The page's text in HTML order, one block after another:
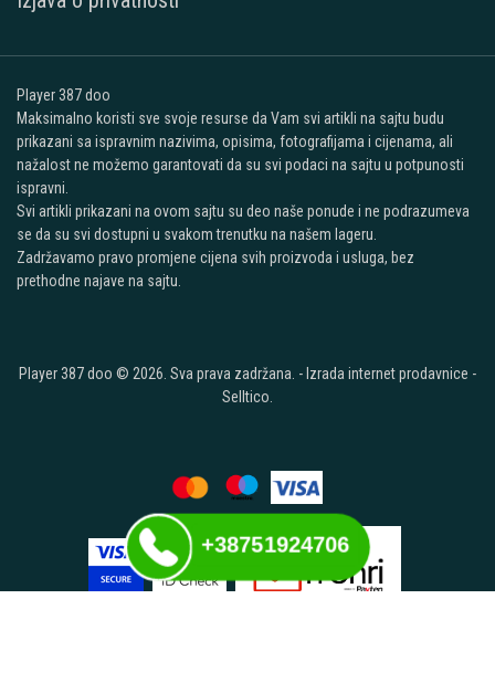
Player 387 doo
Maksimalno koristi sve svoje resurse da Vam svi artikli na sajtu budu
prikazani sa ispravnim nazivima, opisima, fotografijama i cijenama, ali
nažalost ne možemo garantovati da su svi podaci na sajtu u potpunosti
ispravni.
Svi artikli prikazani na ovom sajtu su deo naše ponude i ne podrazumeva
se da su svi dostupni u svakom trenutku na našem lageru.
Zadržavamo pravo promjene cijena svih proizvoda i usluga, bez
prethodne najave na sajtu.
Player 387 doo © 2026. Sva prava zadržana. - Izrada internet prodavnice -
Selltico.
+38751924706